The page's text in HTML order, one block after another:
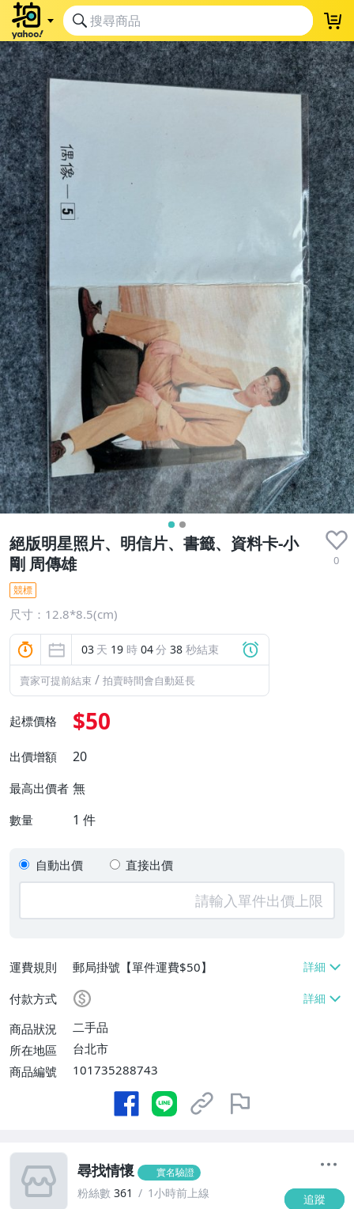
絕版明星照片、明信片、書籤、資料卡-小
剛 周傳雄
0
競標
尺寸：12.8*8.5(cm)
03 天 19 時 04分 38 秒結束
賣家可提前結束 / 拍賣時間會自動延長
起標價格 $50
出價增額 20
最高出價者 無
數量 1 件
自動出價 直接出價
運費規則
郵局掛號【單件運費$50】
付款方式
商品狀況
二手品
所在地區
台北市
商品編號
101735288743
尋找情懷 實名驗證
粉絲數 361 1小時前上線 追蹤